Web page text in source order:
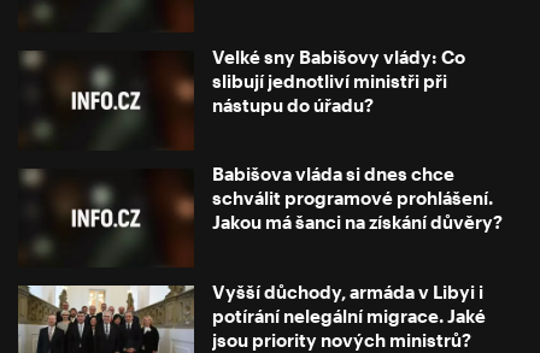
Velké sny Babišovy vlády: Co
slibují jednotliví ministři při
nástupu do úřadu?
Babišova vláda si dnes chce
schválit programové prohlášení.
Jakou má šanci na získání důvěry?
Vyšší důchody, armáda v Libyi i
potírání nelegální migrace. Jaké
jsou priority nových ministrů?